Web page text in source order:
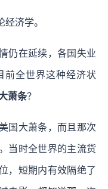
济学。
仍在延续，各国失业
前全世界这种经济状
萧条？
国大萧条，而且那次
当时全世界的主流货
，短期内有效隔绝了